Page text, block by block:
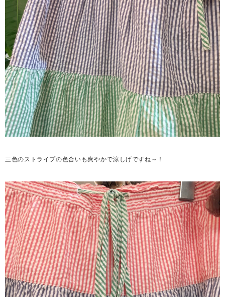
三色のストライプの色合いも爽やかで涼しげですね～！